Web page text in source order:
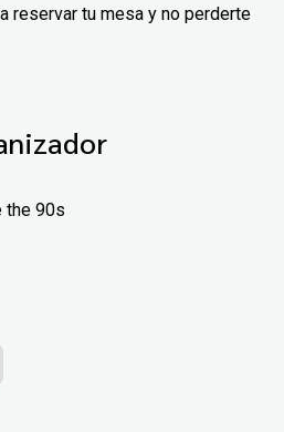
reservar tu mesa y no perderte
the 90s